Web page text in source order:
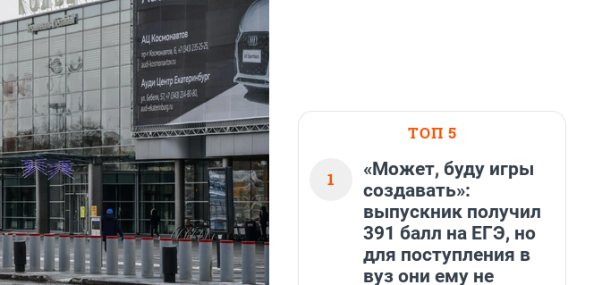
ТОП 5
1
«Может, буду игры
создавать»:
выпускник получил
391 балл на ЕГЭ, но
для поступления в
вуз они ему не